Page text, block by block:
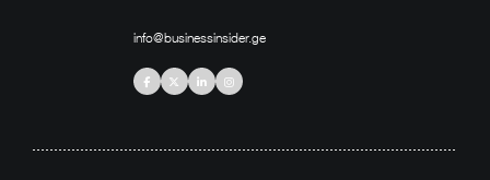
info@businessinsider.ge